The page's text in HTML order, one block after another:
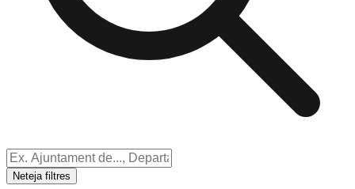
Neteja filtres